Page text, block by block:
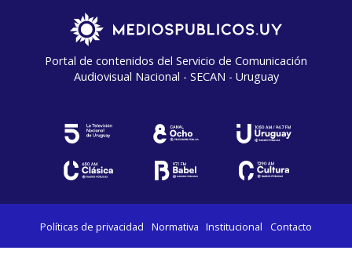
Portal de contenidos del Servicio de Comunicación
Audiovisual Nacional - SECAN - Uruguay
Políticas de privacidad Normativa Institucional Contacto